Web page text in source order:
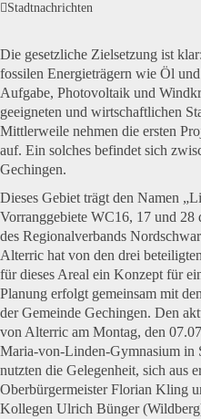
Stadtnachrichten
Die gesetzliche Zielsetzung ist
fossilen Energieträgern wie Öl
Aufgabe, Photovoltaik und
geeigneten und wirtschaftlichen
Mittlerweile nehmen die ersten
auf. Ein solches befindet sich
Gechingen.
Dieses Gebiet trägt den Namen
Vorranggebiete WC16, 17 und 28
des Regionalverbands
Alterric hat von den drei
für dieses Areal ein Konzept für
Planung erfolgt gemeinsam mit
der Gemeinde Gechingen. Den
von Alterric am Montag, den
Maria-von-Linden-Gymnasium in
nutzten die Gelegenheit, sich aus
Oberbürgermeister Florian Kling
Kollegen Ulrich Bünger